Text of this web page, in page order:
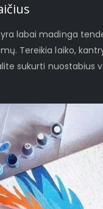
labai madinga
Tereikia laiko,
sukurti nuostabius